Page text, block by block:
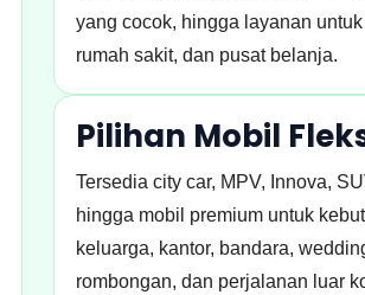
yang cocok, hingga layanan
rumah sakit, dan pusat belanja.
Pilihan Mobil
Tersedia city car, MPV, Innova,
hingga mobil premium untuk
keluarga, kantor, bandara,
rombongan, dan perjalanan luar